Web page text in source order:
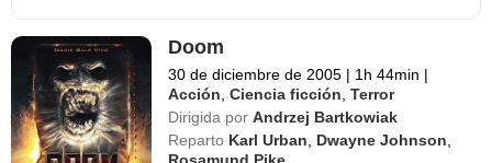
Doom
30 de diciembre de 2005 | 1h 44min |
Acción,Ciencia ficción,Terror
Dirigida por Andrzej Bartkowiak
Reparto Karl Urban, Dwayne Johnson,